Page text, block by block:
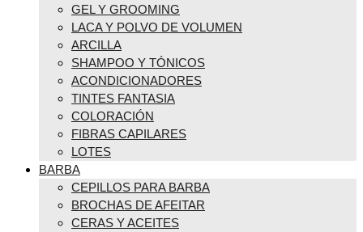
GEL Y GROOMING
LACA Y POLVO DE VOLUMEN
ARCILLA
SHAMPOO Y TÓNICOS
ACONDICIONADORES
TINTES FANTASIA
COLORACIÓN
FIBRAS CAPILARES
LOTES
BARBA
CEPILLOS PARA BARBA
BROCHAS DE AFEITAR
CERAS Y ACEITES